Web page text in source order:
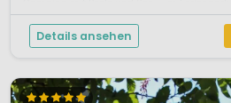
Details ansehen